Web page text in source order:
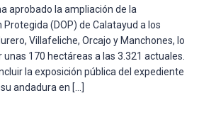
aprobado la ampliación de la
Protegida (DOP) de Calatayud a los
Villafeliche, Orcajo y Manchones, lo
170 hectáreas a las 3.321 actuales.
la exposición pública del expediente
andadura en […]